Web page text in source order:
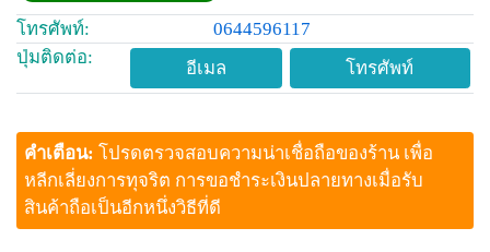
โทรศัพท์:
0644596117
ปุ่มติดต่อ:
อีเมล โทรศัพท์
คำเตือน: โปรดตรวจสอบความน่าเชื่อถือของร้าน เพื่อ
หลีกเลี่ยงการทุจริต การขอชำระเงินปลายทางเมื่อรับ
สินค้าถือเป็นอีกหนึ่งวิธีที่ดี